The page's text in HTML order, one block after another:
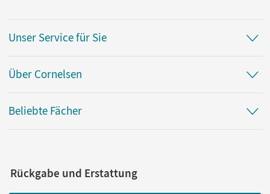
Haustein, Daniela; Martini, Heidi; Möller, Silke; Quast,
Unser Service für Sie
Über Cornelsen
Beliebte Fächer
Rückgabe und Erstattung